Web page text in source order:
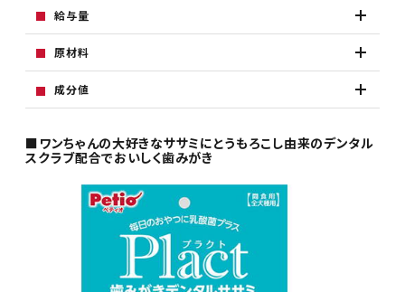
給与量
原材料
成分値
■ワンちゃんの大好きなササミにとうもろこし由来のデンタル
スクラブ配合でおいしく歯みがき